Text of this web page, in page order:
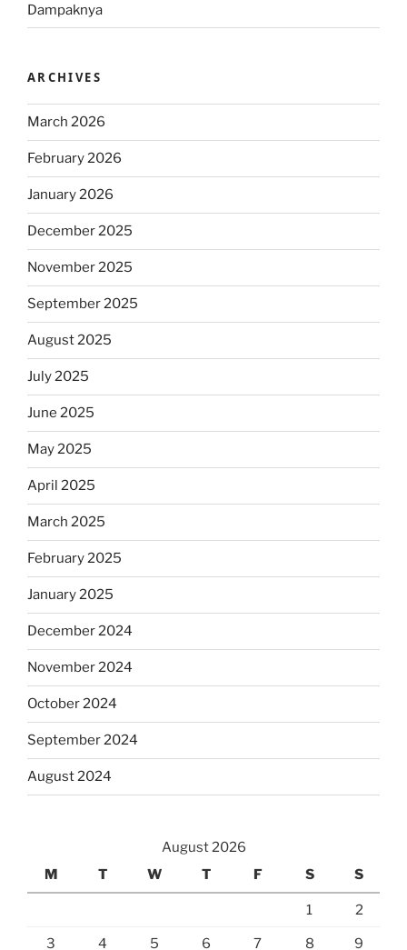
Dampaknya
ARCHIVES
March 2026
February 2026
January 2026
December 2025
November 2025
September 2025
August 2025
July 2025
June 2025
May 2025
April 2025
March 2025
February 2025
January 2025
December 2024
November 2024
October 2024
September 2024
August 2024
August 2026
M
T W T F S S
1 2
3 4 5 6 7 8 9